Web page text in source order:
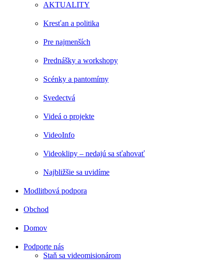
AKTUALITY
Kresťan a politika
Pre najmenších
Prednášky a workshopy
Scénky a pantomímy
Svedectvá
Videá o projekte
VideoInfo
Videoklipy – nedajú sa sťahovať
Najbližšie sa uvidíme
Modlitbová podpora
Obchod
Domov
Podporte nás
Staň sa videomisionárom